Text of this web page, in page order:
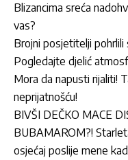
Blizancima sreća
vas?
Brojni posjetitelji pohrlili
Pogledajte djelić
Mora da napusti rijaliti!
neprijatnošću!
BIVŠI DEČKO MACE
BUBAMAROM?!
osjećaj poslije mene